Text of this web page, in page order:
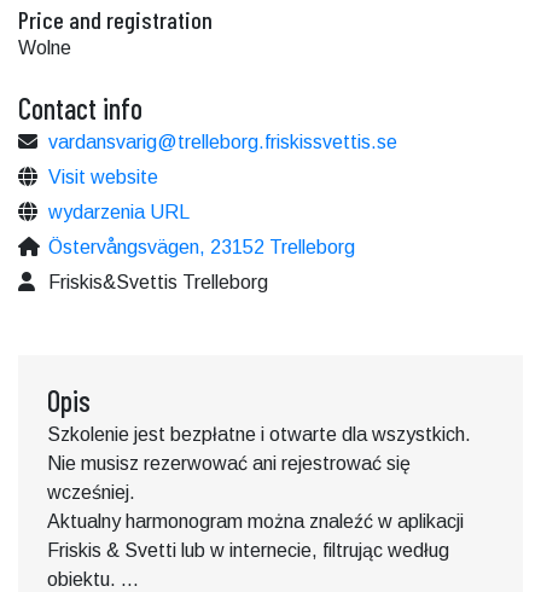
Price and registration
Wolne
Contact info
vardansvarig@trelleborg.friskissvettis.se
Visit website
wydarzenia URL
Östervångsvägen, 23152 Trelleborg
Friskis&Svettis Trelleborg
Opis
Szkolenie jest bezpłatne i otwarte dla wszystkich.
Nie musisz rezerwować ani rejestrować się
wcześniej.
Aktualny harmonogram można znaleźć w aplikacji
Friskis & Svetti lub w internecie, filtrując według
obiektu.